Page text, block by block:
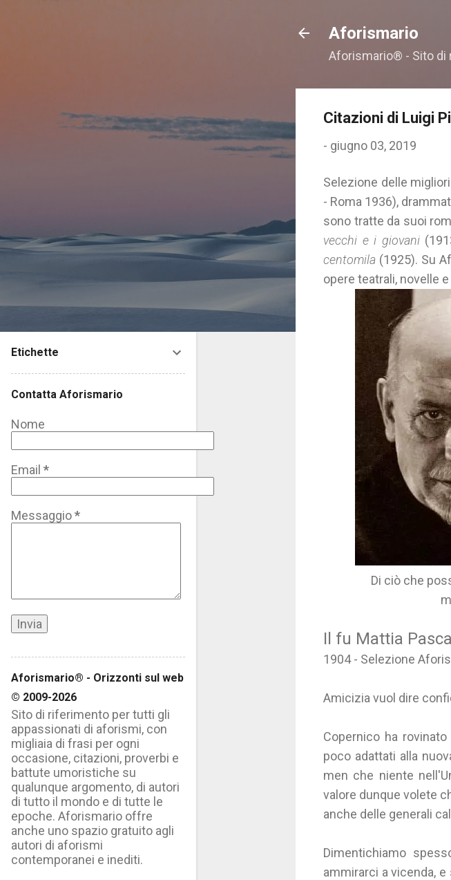
Aforismario
Aforismario® - Sito di
Citazioni di Luigi
- giugno 03, 2019
Selezione delle
- Roma 1936),
sono tratte da suoi
vecchi e i giovani
centomila (1925). Su
opere teatrali, novelle
Di ciò che
Il fu Mattia Pascal
1904 - Selezione
Amicizia vuol dire
Copernico ha
poco adattati alla
men che niente
valore dunque volete
anche delle generali
Dimentichiamo
ammirarci a vicenda,
Etichette
Contatta Aforismario
Nome
Email *
Messaggio*
Aforismario® - Orizzonti sul web
© 2009-2026
Sito di riferimento per tutti gli
appassionati di aforismi, con
migliaia di frasi per ogni
occasione, citazioni, proverbi e
battute umoristiche su
qualunque argomento, di autori
di tutto il mondo e di tutte le
epoche. Aforismario offre
anche uno spazio gratuito agli
autori di aforismi
contemporanei e inediti.